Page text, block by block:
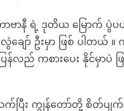
ဗာနီ ရဲ့ ဒုတိယ မြောက် ပွဲ
ချော် ဦးမှာ ဖြစ် ပါတယ်
လည် ကစားပေး နိုင်မှာပဲ ဖ
က်ပြီး ကျွန်တော်တို့ စိတ်